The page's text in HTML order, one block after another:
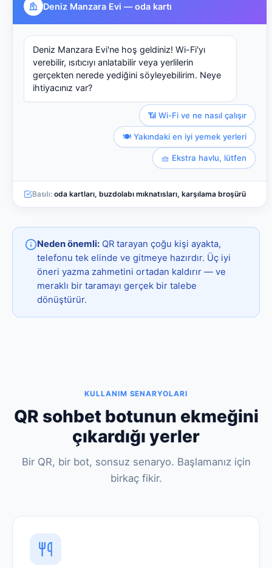
Deniz Manzara Evi — oda kartı
Deniz Manzara Evi'ne hoş geldiniz! Wi-Fi'yı
verebilir, ısıtıcıyı anlatabilir veya yerlilerin
gerçekten nerede yediğini söyleyebilirim. Neye
ihtiyacınız var?
📶 Wi-Fi ve ne nasıl çalışır
🍽️ Yakındaki en iyi yemek yerleri
🧺 Ekstra havlu, lütfen
Basılı: oda kartları, buzdolabı mıknatısları, karşılama broşürü
Neden önemli: QR tarayan çoğu kişi ayakta,
telefonu tek elinde ve gitmeye hazırdır. Üç iyi
öneri yazma zahmetini ortadan kaldırır — ve
meraklı bir taramayı gerçek bir talebe
dönüştürür.
KULLANIM SENARYOLARI
QR sohbet botunun ekmeğini
çıkardığı yerler
Bir QR, bir bot, sonsuz senaryo. Başlamanız için
birkaç fikir.